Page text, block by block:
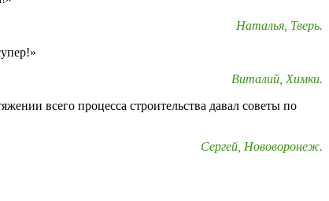
Наталья, Тверь.
Виталий, Химки.
всего процесса строительства давал советы по
Сергей, Нововоронеж.